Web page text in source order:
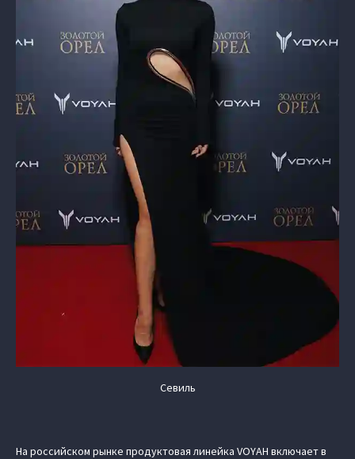
Севиль
На российском рынке продуктовая линейка VOYAH включает в